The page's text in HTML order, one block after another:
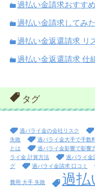
過払い金請求おすすめ
過払い金請求してみた
過払い金返還請求 リ
過払い金返還請求 仕
タグ
過バライ金の会社リスク
失敗
過バライ金大手で手数
とは
過バライ金影響で影響
ライ金 計算方法
過バライ金
グ
過バライ金請求 口コミ
費用 大手 失敗
過